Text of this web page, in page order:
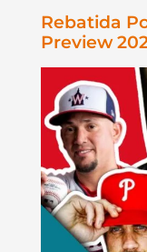
Rebatida
Preview